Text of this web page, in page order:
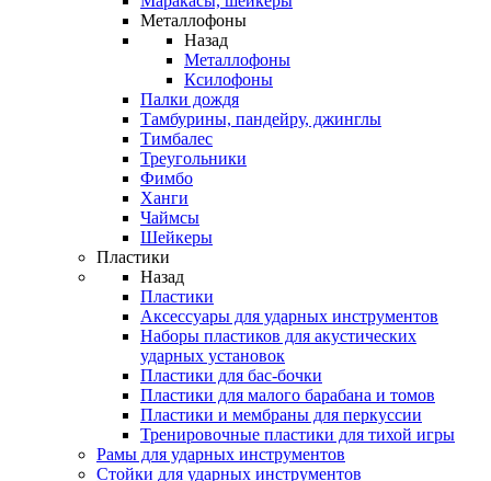
Металлофоны
Назад
Металлофоны
Ксилофоны
Палки дождя
Тамбурины, пандейру, джинглы
Тимбалес
Треугольники
Фимбо
Ханги
Чаймсы
Шейкеры
Пластики
Назад
Пластики
Аксессуары для ударных инструментов
Наборы пластиков для акустических
ударных установок
Пластики для бас-бочки
Пластики для малого барабана и томов
Пластики и мембраны для перкуссии
Тренировочные пластики для тихой игры
Рамы для ударных инструментов
Стойки для ударных инструментов